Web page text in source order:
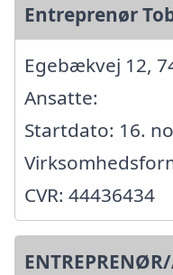
Entreprenør
Egebækvej 12,
Ansatte:
Startdato: 16.
CVR: 44436434